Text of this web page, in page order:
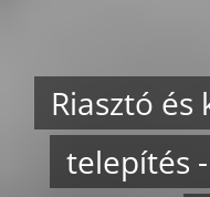
Riasztó
telepítés